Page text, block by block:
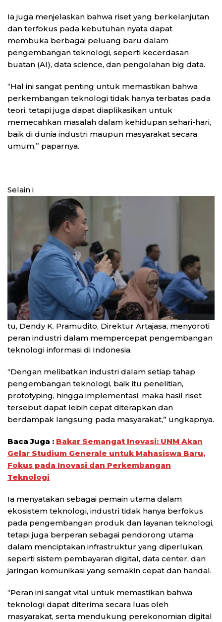
Ia juga menjelaskan bahwa riset yang berkelanjutan
dan terfokus pada kebutuhan nyata dapat
membuka berbagai peluang baru dalam
pengembangan teknologi, seperti kecerdasan
buatan (AI), data science, dan pengolahan big data.
“Hal ini sangat penting untuk memastikan bahwa
perkembangan teknologi tidak hanya terbatas pada
teori, tetapi juga dapat diaplikasikan untuk
memecahkan masalah dalam kehidupan sehari-hari,
baik di dunia industri maupun masyarakat secara
umum,” paparnya.
Selain i
tu, Dendy K. Pramudito, Direktur Artajasa, menyoroti
peran industri dalam mempercepat pengembangan
teknologi informasi di Indonesia.
“Dengan melibatkan industri dalam setiap tahap
pengembangan teknologi, baik itu penelitian,
prototyping, hingga implementasi, maka hasil riset
tersebut dapat lebih cepat diterapkan dan
berdampak langsung pada masyarakat,” ungkapnya.
Baca Juga : Bakar Semangat Inovasi: UNM Akan
Gelar Studium Generale untuk Mahasiswa Baru,
Fokus pada Inovasi dan Perkembangan
Teknologi
Ia menyatakan sebagai pemain utama dalam
ekosistem teknologi, industri tidak hanya berfokus
pada pengembangan produk dan layanan teknologi,
tetapi juga berperan sebagai pendorong utama
dalam menciptakan infrastruktur yang diperlukan,
seperti sistem pembayaran digital, data center, dan
jaringan komunikasi yang semakin cepat dan handal.
“Peran ini sangat vital untuk memastikan bahwa
teknologi dapat diterima secara luas oleh
masyarakat, serta mendukung perekonomian digital